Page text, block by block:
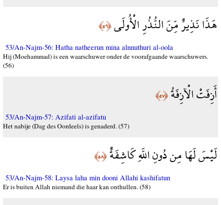
هَذَا نَذِيرٌ مِّنَ النُّذُرِ الْأُولَى﴿٥٦﴾
53/An-Najm-56: Hatha natheerun mina alnnuthuri al-oola
Hij (Moehammad) is een waarschuwer onder de voorafgaande waarschuwers.
(56)
أَزِفَتْ الْآزِفَةُ﴿٥٧﴾
53/An-Najm-57: Azifati al-azifatu
Het nabije (Dag des Oordeels) is genaderd. (57)
لَيْسَ لَهَا مِن دُونِ اللَّهِ كَاشِفَةٌ﴿٥٨﴾
53/An-Najm-58: Laysa laha min dooni Allahi kashifatun
Er is buiten Allah niemand die haar kan onthullen. (58)